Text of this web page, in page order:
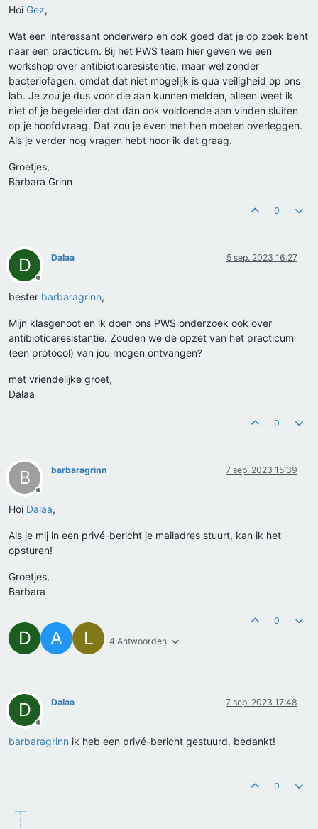
Hoi Gez,
Wat een interessant onderwerp en ook goed dat je op zoek bent
naar een practicum. Bij het PWS team hier geven we een
workshop over antibioticaresistentie, maar wel zonder
bacteriofagen, omdat dat niet mogelijk is qua veiligheid op ons
lab. Je zou je dus voor die aan kunnen melden, alleen weet ik
niet of je begeleider dat dan ook voldoende aan vinden sluiten
op je hoofdvraag. Dat zou je even met hen moeten overleggen.
Als je verder nog vragen hebt hoor ik dat graag.
Groetjes,
Barbara Grinn
0
D
Offline
Dalaa 5 sep. 2023 16:27
bester barbaragrinn,
Mijn klasgenoot en ik doen ons PWS onderzoek ook over
antibioticaresistantie. Zouden we de opzet van het practicum
(een protocol) van jou mogen ontvangen?
met vriendelijke groet,
Dalaa
0
B
Offline
barbaragrinn 7 sep. 2023 15:39
Hoi Dalaa,
Als je mij in een privé-bericht je mailadres stuurt, kan ik het
opsturen!
Groetjes,
Barbara
D A L 4 Antwoorden
0
D
Offline
Dalaa 7 sep. 2023 17:48
barbaragrinn ik heb een privé-bericht gestuurd. bedankt!
0